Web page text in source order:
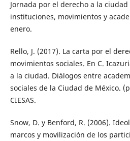
Jornada por el derecho a la
instituciones, movimientos y
enero.
Rello, J. (2017). La carta por el
movimientos sociales. En C.
a la ciudad. Diálogos entre
sociales de la Ciudad de México.
CIESAS.
Snow, D. y Benford, R. (2006).
marcos y movilización de los